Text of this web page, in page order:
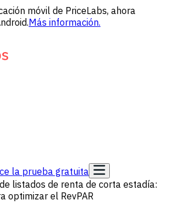
móvil de PriceLabs, ahora
Más información.
la prueba gratuita
listados de renta de corta estadía:
optimizar el RevPAR